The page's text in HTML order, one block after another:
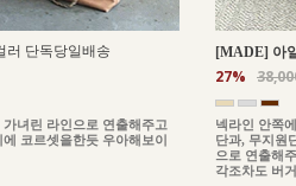
러 단독당일배송
녀린 라인으로 연출해주고
코르셋을한듯 우아해보이
[MADE] 아
27%
넥라인 안쪽
단과, 무지원
으로 연출해
각조차도 버